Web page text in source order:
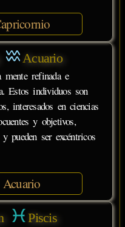
Acuario
refinada e
Estos individuos son
interesados en ciencias
y objetivos,
pueden ser excéntricos
Piscis